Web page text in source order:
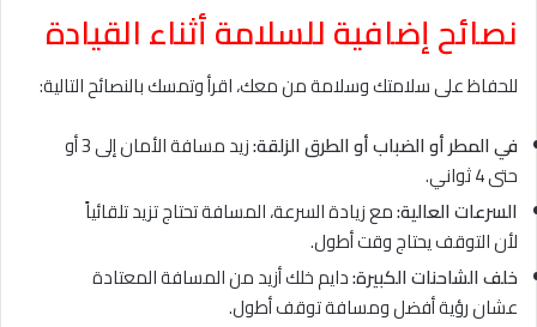
نصائح إضافية للسلامة أثناء القيادة
للحفاظ على سلامتك وسلامة من معك، اقرأ وتمسك بالنصائح التالية:
في المطر أو الضباب أو الطرق الزلقة:
زيد مسافة الأمان إلى 3 أو
حتى 4 ثواني.
السرعات العالية:مع زيادة السرعة، المسافة تحتاج تزيد تلقائياً
لأن التوقف يحتاج وقت أطول.
خلف الشاحنات الكبيرة:دايم خلك أزيد من المسافة المعتادة
عشان رؤية أفضل ومسافة توقف أطول.